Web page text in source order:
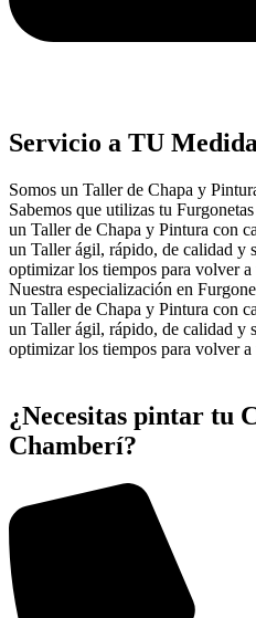
Servicio a TU Medida
Somos un Taller de Chapa y
Sabemos que utilizas tu
un Taller de Chapa y Pintura con
un Taller ágil, rápido, de calidad y
optimizar los tiempos para volver a
Nuestra especialización en
un Taller de Chapa y Pintura con
un Taller ágil, rápido, de calidad y
optimizar los tiempos para volver a
¿Necesitas pintar tu
Chamberí?